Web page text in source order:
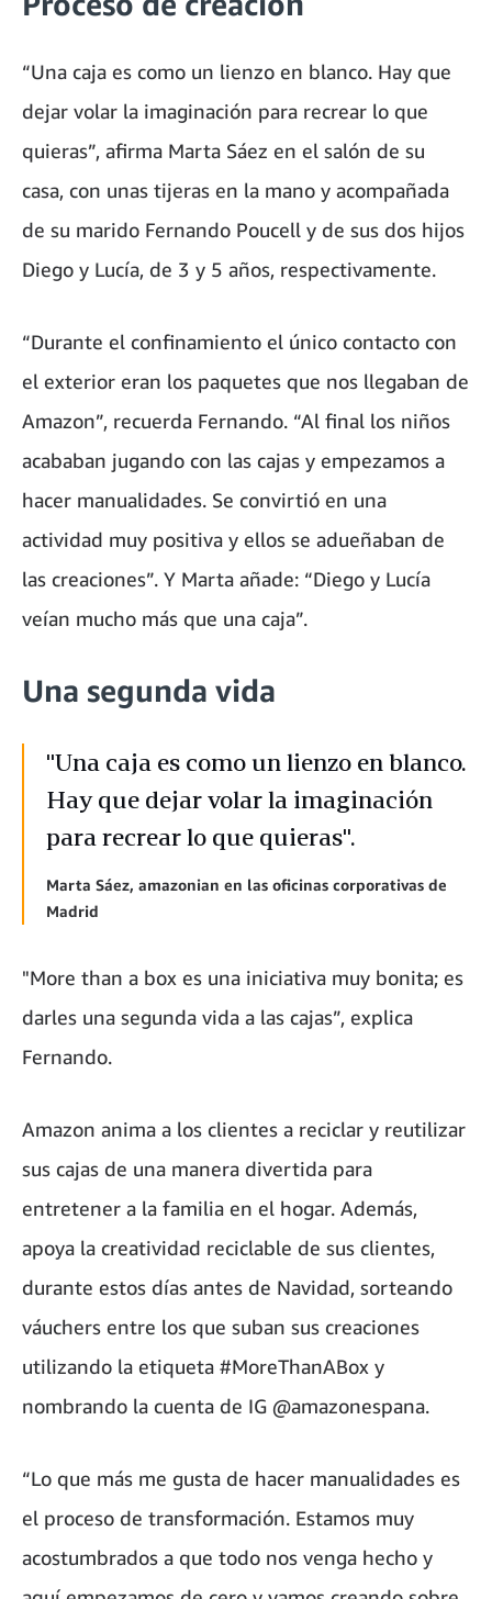
“Una caja es como un lienzo en blanco. Hay que
dejar volar la imaginación para recrear lo que
quieras”, afirma Marta Sáez en el salón de su
casa, con unas tijeras en la mano y acompañada
de su marido Fernando Poucell y de sus dos hijos
Diego y Lucía, de 3 y 5 años, respectivamente.
“Durante el confinamiento el único contacto con
el exterior eran los paquetes que nos llegaban de
Amazon”, recuerda Fernando. “Al final los niños
acababan jugando con las cajas y empezamos a
hacer manualidades. Se convirtió en una
actividad muy positiva y ellos se adueñaban de
las creaciones”. Y Marta añade: “Diego y Lucía
veían mucho más que una caja”.
Una segunda vida
"Una caja es como un lienzo en blanco.
Hay que dejar volar la imaginación
para recrear lo que quieras".
Marta Sáez, amazonian en las oficinas corporativas de
Madrid
"More than a box es una iniciativa muy bonita; es
darles una segunda vida a las cajas”, explica
Fernando.
Amazon anima a los clientes a reciclar y reutilizar
sus cajas de una manera divertida para
entretener a la familia en el hogar. Además,
apoya la creatividad reciclable de sus clientes,
durante estos días antes de Navidad, sorteando
váuchers entre los que suban sus creaciones
utilizando la etiqueta #MoreThanABox y
nombrando la cuenta de IG @amazonespana.
“Lo que más me gusta de hacer manualidades es
el proceso de transformación. Estamos muy
acostumbrados a que todo nos venga hecho y